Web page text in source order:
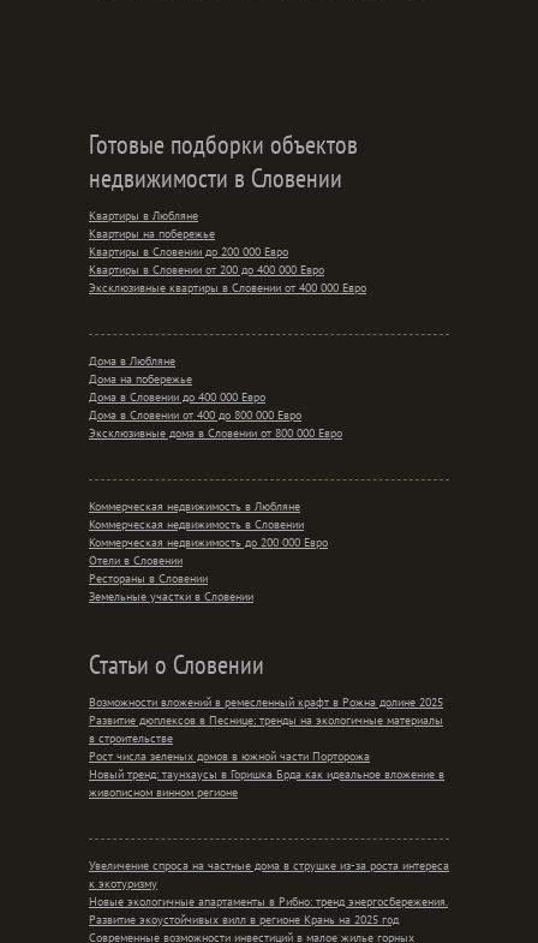
Готовые подборки объектов
недвижимости в Словении
Квартиры в Любляне
Квартиры на побережье
Квартиры в Словении до 200 000 Евро
Квартиры в Словении от 200 до 400 000 Евро
Эксклюзивные квартиры в Словении от 400 000 Евро
Дома в Любляне
Дома на побережье
Дома в Словении до 400 000 Евро
Дома в Словении от 400 до 800 000 Евро
Эксклюзивные дома в Словении от 800 000 Евро
Коммерческая недвижимость в Любляне
Коммерческая недвижимость в Словении
Коммерческая недвижимость до 200 000 Евро
Отели в Словении
Рестораны в Словении
Земельные участки в Словении
Статьи о Словении
Возможности вложений в ремесленный крафт в Рожна долине 2025
Развитие дюплексов в Песнице: тренды на экологичные материалы
в строительстве
Рост числа зеленых домов в южной части Порторожа
Новый тренд: таунхаусы в Горишка Брда как идеальное вложение в
живописном винном регионе
Увеличение спроса на частные дома в струшке из-за роста интереса
к экотуризму
Новые экологичные апартаменты в Рибно: тренд энергосбережения.
Развитие экоустойчивых вилл в регионе Крань на 2025 год
Современные возможности инвестиций в малое жилье горных